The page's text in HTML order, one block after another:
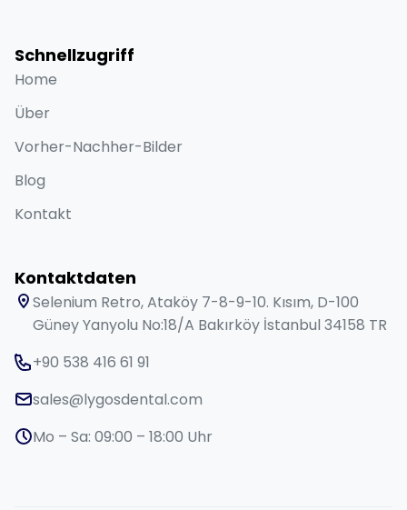
Schnellzugriff
Home
Über
Vorher-Nachher-Bilder
Blog
Kontakt
Kontaktdaten
Selenium Retro, Ataköy 7-8-9-10. Kısım, D-100
Güney Yanyolu No:18/A Bakırköy İstanbul 34158 TR
+90 538 416 61 91
sales@lygosdental.com
Mo – Sa: 09:00 – 18:00 Uhr